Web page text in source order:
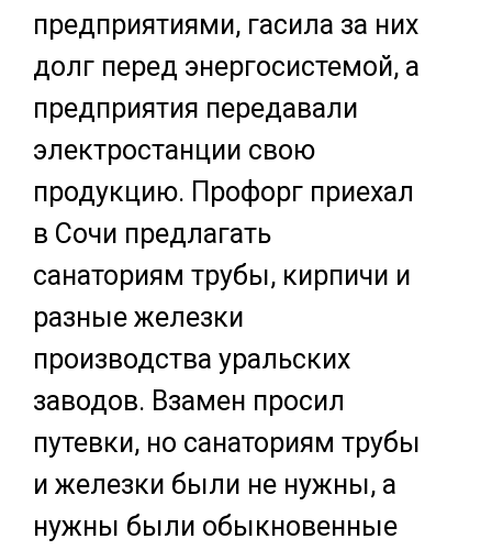
предприятиями, гасила за них
долг перед энергосистемой, а
предприятия передавали
электростанции свою
продукцию. Профорг приехал
в Сочи предлагать
санаториям трубы, кирпичи и
разные железки
производства уральских
заводов. Взамен просил
путевки, но санаториям трубы
и железки были не нужны, а
нужны были обыкновенные